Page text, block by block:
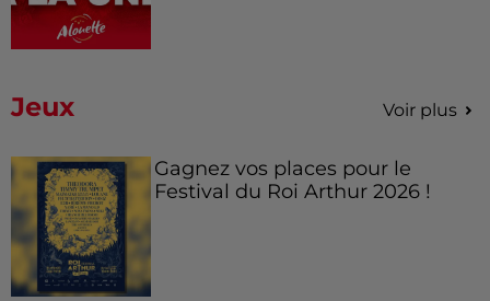
Jeux Voir plus
Gagnez vos places pour le
Festival du Roi Arthur 2026 !